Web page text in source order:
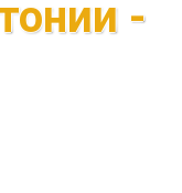
-